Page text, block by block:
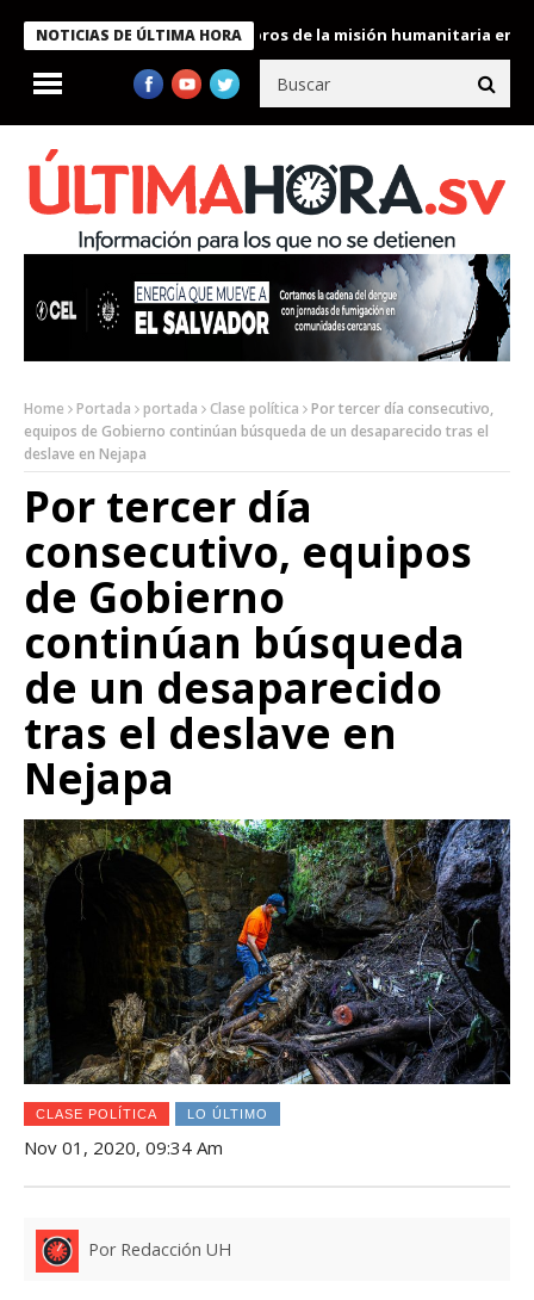
NOTICIAS DE ÚLTIMA HORA
Bukele condecora a miembros de la misión humanitaria enviada
Home Portada portada Clase política
Por tercer día consecutivo,
equipos de Gobierno continúan búsqueda de un desaparecido tras el
deslave en Nejapa
Por tercer día
consecutivo, equipos
de Gobierno
continúan búsqueda
de un desaparecido
tras el deslave en
Nejapa
CLASE POLÍTICA LO ÚLTIMO
Nov 01, 2020, 09:34 Am
Por Redacción UH